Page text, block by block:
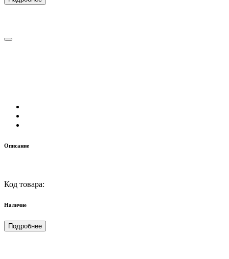
Описание
Код товара:
Наличие
Подробнее